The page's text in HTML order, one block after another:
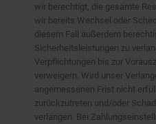
wir berechtigt, die gesamte
wir bereits Wechsel oder
diesem Fall außerdem
Sicherheitsleistungen zu
Verpflichtungen bis zur
verweigern. Wird unser
angemessenen Frist nicht
zurückzutreten und/oder
verlangen. Bei